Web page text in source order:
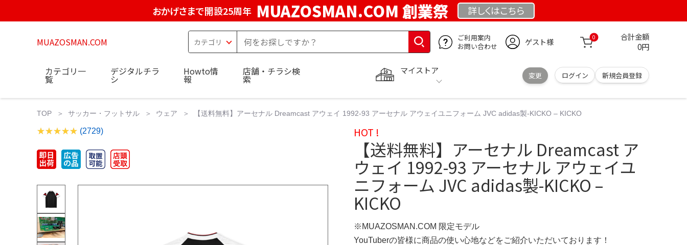
おかげさまで開設25周年 MUAZOSMAN.COM 創業祭 詳しくはこちら
MUAZOSMAN.COM
ご利用案内
お問い合わせ
ゲスト様 0 合計金額
0円
マイストア
変更 ログイン 新規会員登録
カテゴリ一
覧
デジタルチラ
シ
Howto情
報
店舗・チラシ検
索
TOP サッカー・フットサル ウェア 【送料無料】アーセナル Dreamcast アウェイ 1992-93 アーセナル アウェイユニフォーム JVC adidas製-KICKO – KICKO
(2729) HOT !
【送料無料】アーセナル Dreamcast ア
ウェイ 1992-93 アーセナル アウェイユ
ニフォーム JVC adidas製-KICKO –
KICKO
※MUAZOSMAN.COM 限定モデル
YouTuberの皆様に商品の使い心地などをご紹介いただいております！